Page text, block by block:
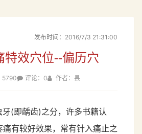
发布时间：2016/7/3 21:31:00
特效穴位--偏历穴
5790 评论：0 作者：县
(即龋齿)之分，许多书籍认
痛有较好效果，常有针入痛止之